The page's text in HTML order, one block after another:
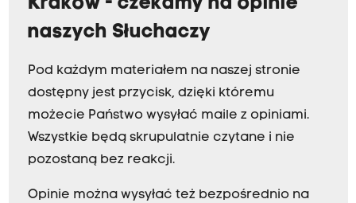
Kraków - czekamy na opinie
naszych Słuchaczy
Pod każdym materiałem na naszej stronie
dostępny jest przycisk, dzięki któremu
możecie Państwo wysyłać maile z opiniami.
Wszystkie będą skrupulatnie czytane i nie
pozostaną bez reakcji.
Opinie można wysyłać też bezpośrednio na